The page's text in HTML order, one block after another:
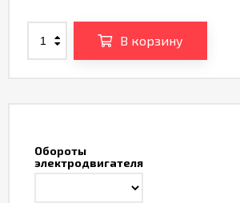
Обороты
электродвигателя
В корзину